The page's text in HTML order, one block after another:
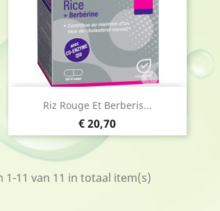
Riz Rouge Et Berberis...
Prijs
€ 20,70
Snel bekijken
1-11 van 11 in totaal item(s)